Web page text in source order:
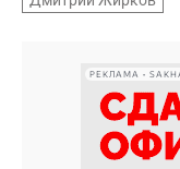
РЕКЛАМА •